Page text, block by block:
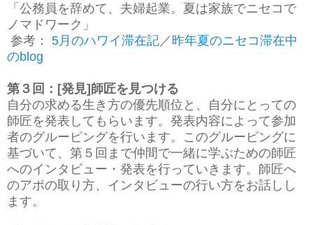
「公務員を辞めて、夫婦起業。夏は家族でニセコで
ノマドワーク」
参考： 5月のハワイ滞在記 ／ 昨年夏のニセコ滞在中
のblog
第３回：[発見]師匠を見つける
自分の求める生き方の優先順位と、自分にとっての
師匠を発表してもらいます。発表内容によって参加
者のグルーピングを行います。このグルーピングに
基づいて、第５回まで仲間で一緒に学ぶための師匠
へのインタビュー・発表を行っていきます。師匠へ
のアポの取り方、インタビューの行い方をお話しし
ます。